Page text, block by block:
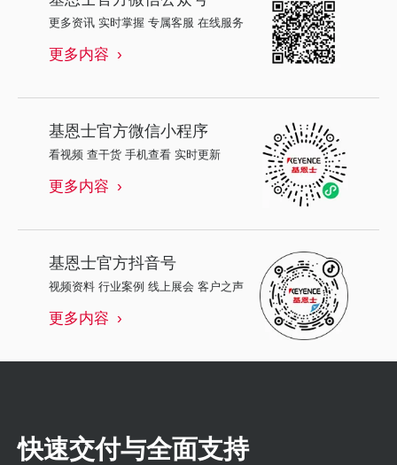
更多资讯 实时掌握 专属客服 在线服务
更多内容
基恩士官方微信小程序
看视频 查干货 手机查看 实时更新
更多内容
基恩士官方抖音号
视频资料 行业案例 线上展会 客户之声
更多内容
快速交付与全面支持